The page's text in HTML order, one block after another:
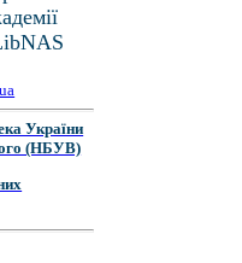
України
(НБУВ)